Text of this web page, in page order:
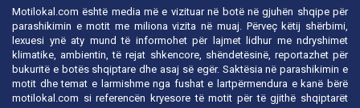
Motilokal.com është media më e vizituar në botë në gjuhën shqipe për
parashikimin e motit me miliona vizita në muaj. Përveç këtij shërbimi,
lexuesi ynë aty mund të informohet për lajmet lidhur me ndryshimet
klimatike, ambientin, të rejat shkencore, shëndetësinë, reportazhet për
bukuritë e botës shqiptare dhe asaj së egër. Saktësia në parashikimin e
motit dhe temat e larmishme nga fushat e lartpërmendura e kanë bërë
motilokal.com si referencën kryesore të motit për të gjithë shqiptarët